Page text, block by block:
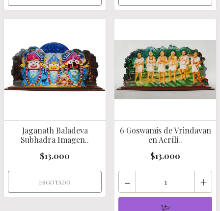
Jaganath Baladeva
Subhadra Imagen..
$13.000
ESGOTADO
6 Goswamis de Vrindavan
en Acríli..
$13.000
- +